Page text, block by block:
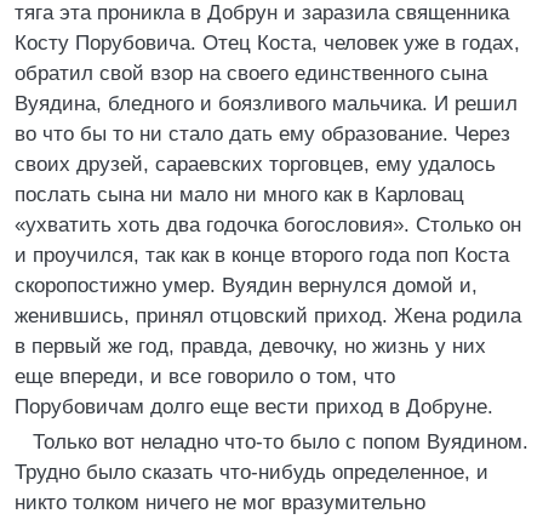
тяга эта проникла в Добрун и заразила священника
Косту Порубовича. Отец Коста, человек уже в годах,
обратил свой взор на своего единственного сына
Вуядина, бледного и боязливого мальчика. И решил
во что бы то ни стало дать ему образование. Через
своих друзей, сараевских торговцев, ему удалось
послать сына ни мало ни много как в Карловац
«ухватить хоть два годочка богословия». Столько он
и проучился, так как в конце второго года поп Коста
скоропостижно умер. Вуядин вернулся домой и,
женившись, принял отцовский приход. Жена родила
в первый же год, правда, девочку, но жизнь у них
еще впереди, и все говорило о том, что
Порубовичам долго еще вести приход в Добруне.
Только вот неладно что-то было с попом Вуядином.
Трудно было сказать что-нибудь определенное, и
никто толком ничего не мог вразумительно